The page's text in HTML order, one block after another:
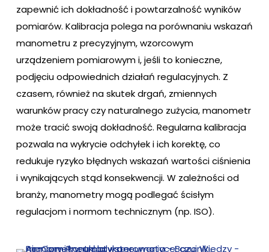
zapewnić ich dokładność i powtarzalność wyników
pomiarów. Kalibracja polega na porównaniu wskazań
manometru z precyzyjnym, wzorcowym
urządzeniem pomiarowym i, jeśli to konieczne,
podjęciu odpowiednich działań regulacyjnych. Z
czasem, również na skutek drgań, zmiennych
warunków pracy czy naturalnego zużycia, manometr
może tracić swoją dokładność. Regularna kalibracja
pozwala na wykrycie odchyłek i ich korektę, co
redukuje ryzyko błędnych wskazań wartości ciśnienia
i wynikających stąd konsekwencji. W zależności od
branży, manometry mogą podlegać ścisłym
regulacjom i normom technicznym (np. ISO).